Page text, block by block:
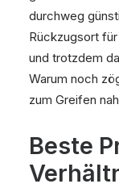
durchweg
Rückzugsort
und trotzdem
Warum noch
zum Greifen
Beste